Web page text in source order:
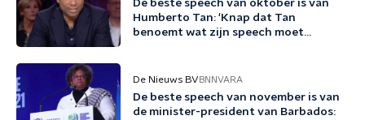
De beste speech van oktober is van
Humberto Tan: 'Knap dat Tan
benoemt wat zijn speech moet
De Nieuws BV BNNVARA
De beste speech van november is van
de minister-president van Barbados: